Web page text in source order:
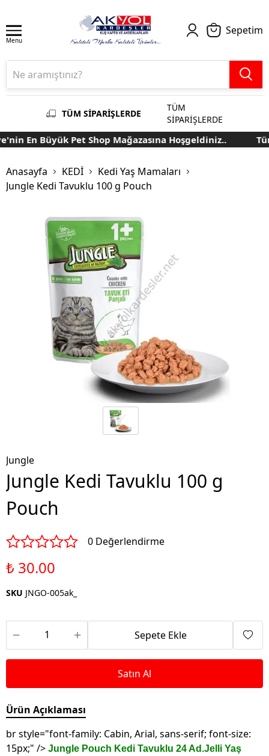
Menu
Sepetim
TÜM SİPARİŞLERDE
TÜM
SİPARİŞLERDE
En Büyük Pet Shop Mağazasına Hoşgeldiniz..
Anasayfa KEDİ
Kedi Yaş Mamaları
Jungle Kedi Tavuklu 100 g Pouch
Jungle
Jungle Kedi Tavuklu 100 g
Pouch
0 Değerlendirme
₺ 30.00
SKU JNGO-005ak_
Sepete Ekle
Satın Al
Ürün Açıklaması
br style="font-family: Cabin, Arial, sans-serif; font-size:
15px;" /> Jungle Pouch Kedi Tavuklu 24 Ad.Jelli Yaş